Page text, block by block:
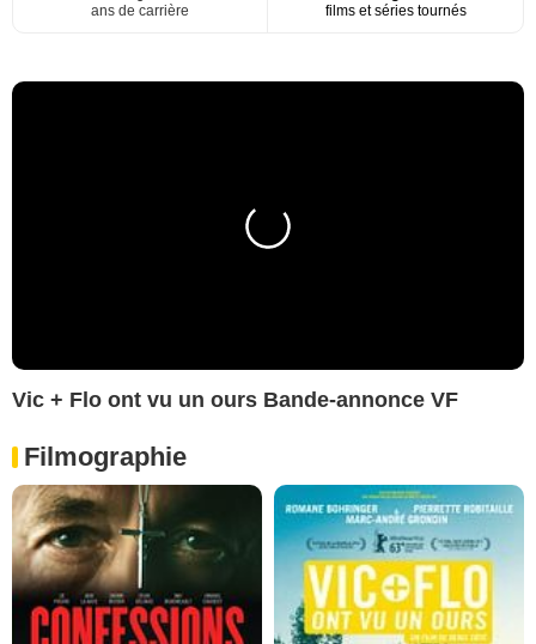
ans de carrière
films et séries tournés
Vic + Flo ont vu un ours Bande-annonce VF
Filmographie